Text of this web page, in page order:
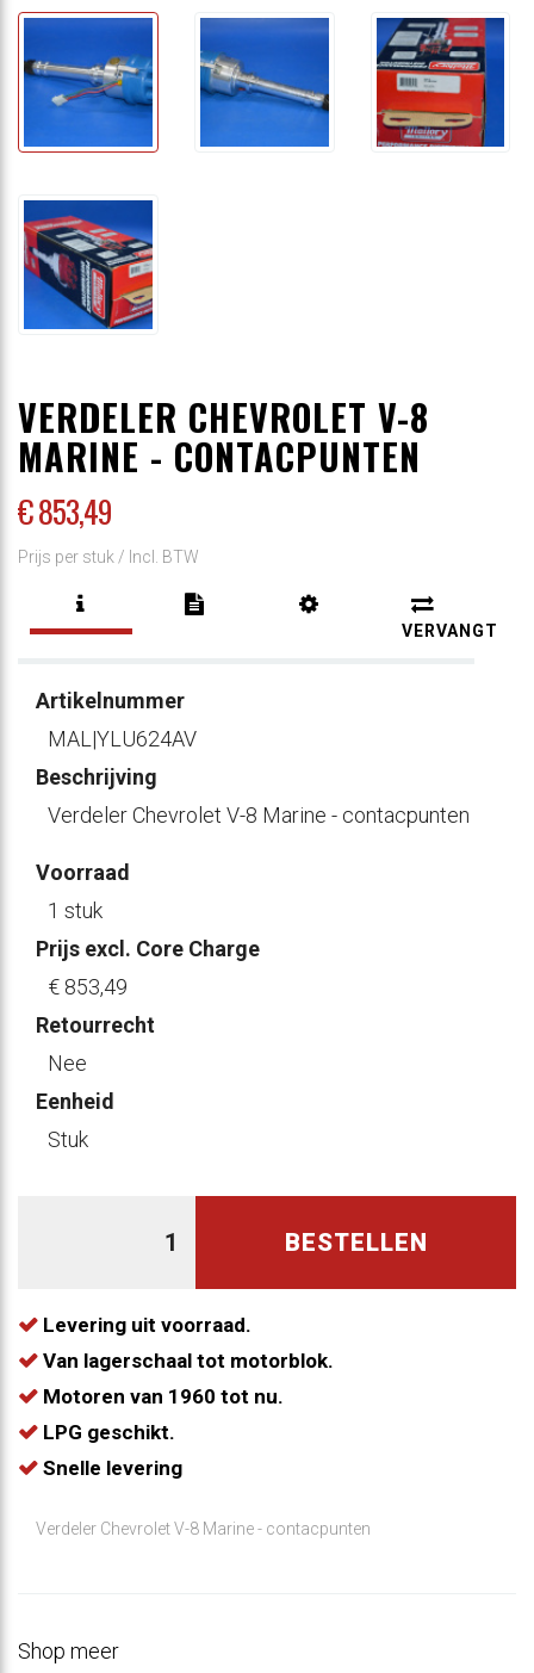
VERDELER CHEVROLET V-8
MARINE - CONTACPUNTEN
€ 853,49
Prijs per stuk / Incl. BTW
VERVANGT
Artikelnummer
MAL|YLU624AV
Beschrijving
Verdeler Chevrolet V-8 Marine - contacpunten
Voorraad
1 stuk
Prijs excl. Core Charge
€ 853,49
Retourrecht
Nee
Eenheid
Stuk
BESTELLEN
Levering uit voorraad.
Van lagerschaal tot motorblok.
Motoren van 1960 tot nu.
LPG geschikt.
Snelle levering
Verdeler Chevrolet V-8 Marine - contacpunten
Shop meer